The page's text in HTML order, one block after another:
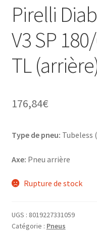
Pirelli
V3 SP
TL
176,84€
Type de pneu: Tubeless
Axe: Pneu arrière
Rupture de stock
UGS : 8019227331059
Catégorie : Pneus